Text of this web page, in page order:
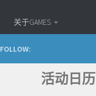
关于GAMES
FOLLOW:
活动日历